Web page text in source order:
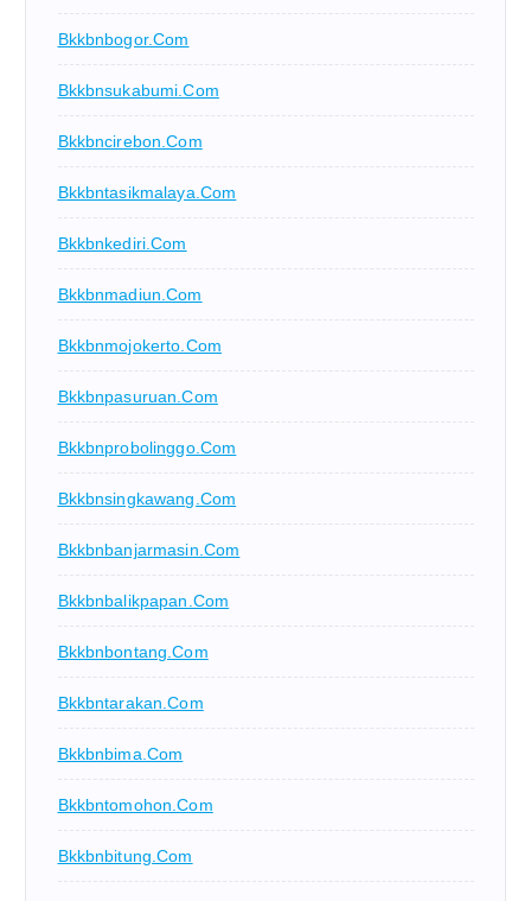
Bkkbnbogor.com
Bkkbnsukabumi.com
Bkkbncirebon.com
Bkkbntasikmalaya.com
Bkkbnkediri.com
Bkkbnmadiun.com
Bkkbnmojokerto.com
Bkkbnpasuruan.com
Bkkbnprobolinggo.com
Bkkbnsingkawang.com
Bkkbnbanjarmasin.com
Bkkbnbalikpapan.com
Bkkbnbontang.com
Bkkbntarakan.com
Bkkbnbima.com
Bkkbntomohon.com
Bkkbnbitung.com